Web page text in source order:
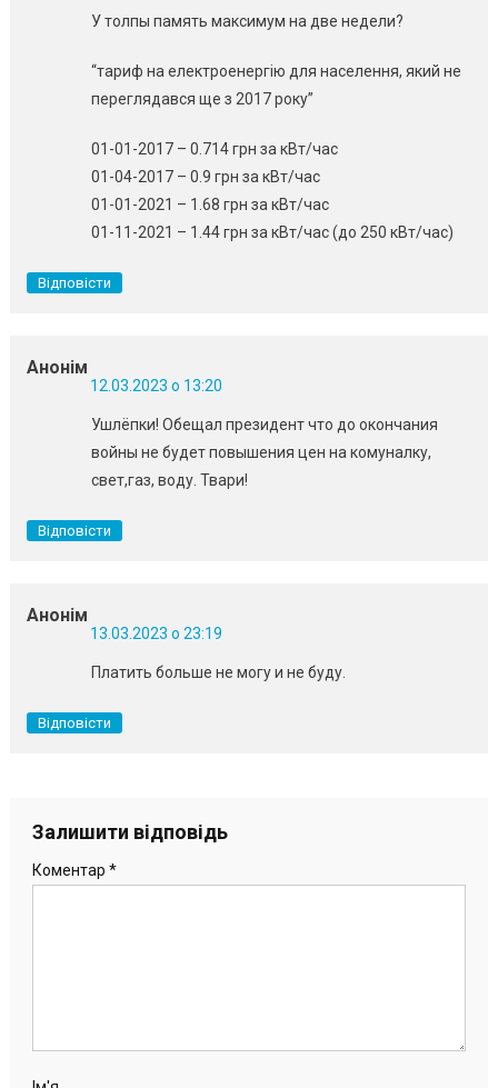
У толпы память максимум на две недели?
“тариф на електроенергію для населення, який не
переглядався ще з 2017 року”
01-01-2017 – 0.714 грн за кВт/час
01-04-2017 – 0.9 грн за кВт/час
01-01-2021 – 1.68 грн за кВт/час
01-11-2021 – 1.44 грн за кВт/час (до 250 кВт/час)
Відповісти
Анонім
12.03.2023 о 13:20
Ушлёпки! Обещал президент что до окончания
войны не будет повышения цен на комуналку,
свет,газ, воду. Твари!
Відповісти
Анонім
13.03.2023 о 23:19
Платить больше не могу и не буду.
Відповісти
Залишити відповідь
Коментар *